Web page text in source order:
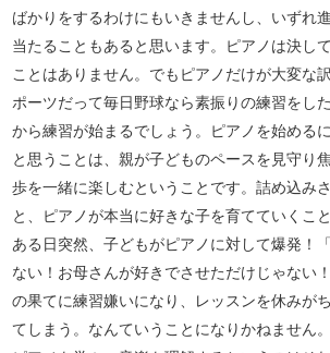
ばかりをするわけにもいきませんし、いずれ
当たることもあると思います。ピアノは決し
ことはありません。でもピアノだけが大変な
ポーツだって毎日野球なら素振りの練習をし
から練習が始まるでしょう。ピアノを始める
と思うことは、親が子どものペースを見守り
歩を一緒に楽しむということです。詰め込み
と、ピアノが本当に好きな子を育てていくこ
ある日突然、子どもがピアノに対して爆発！
ない！お母さんが好きでさせただけじゃない
の果てに練習嫌いになり、レッスンを休みが
てしまう。なんていうことになりかねません。